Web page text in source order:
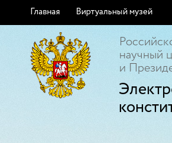
Главная Виртуальный музей
научный
и